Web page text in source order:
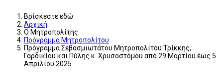
Βρίσκεστε εδώ:
Αρχική
Ο Μητροπολίτης
Πρόγραμμα Μητροπολίτου
Πρόγραμμα Σεβασμιωτάτου Μητροπολίτου Τρίκκης,
Γαρδικίου και Πύλης κ. Χρυσοστόμου από 29 Μαρτίου έως 5
Απριλίου 2025